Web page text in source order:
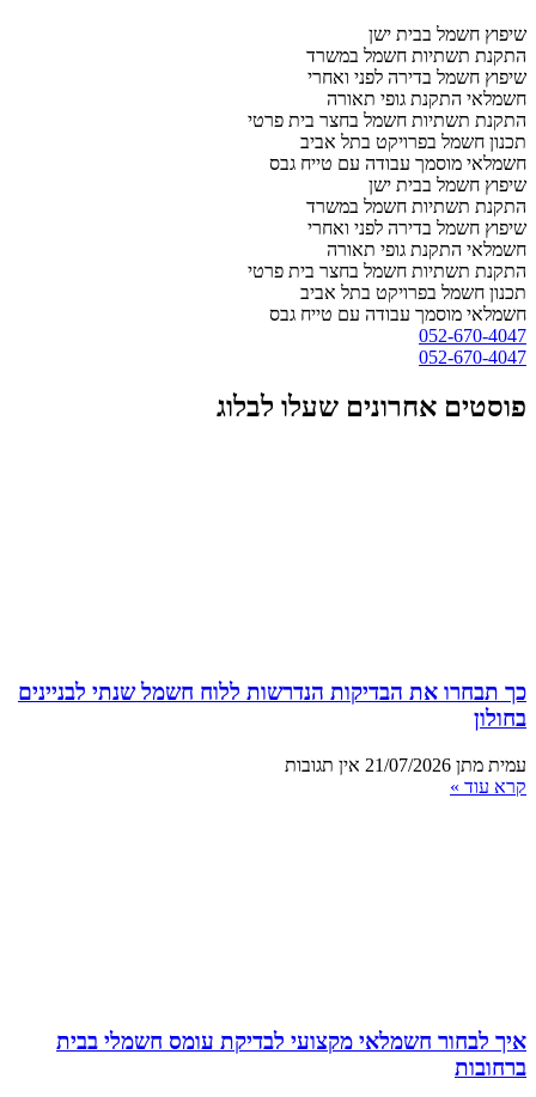
שיפוץ חשמל בבית ישן
התקנת תשתיות חשמל במשרד
שיפוץ חשמל בדירה לפני ואחרי
חשמלאי התקנת גופי תאורה
התקנת תשתיות חשמל בחצר בית פרטי
תכנון חשמל בפרויקט בתל אביב
חשמלאי מוסמך עבודה עם טייח גבס
שיפוץ חשמל בבית ישן
התקנת תשתיות חשמל במשרד
שיפוץ חשמל בדירה לפני ואחרי
חשמלאי התקנת גופי תאורה
התקנת תשתיות חשמל בחצר בית פרטי
תכנון חשמל בפרויקט בתל אביב
חשמלאי מוסמך עבודה עם טייח גבס
052-670-4047
052-670-4047
פוסטים אחרונים שעלו לבלוג
כך תבחרו את הבדיקות הנדרשות ללוח חשמל שנתי לבניינים
בחולון
עמית מתן 21/07/2026 אין תגובות
קרא עוד »
איך לבחור חשמלאי מקצועי לבדיקת עומס חשמלי בבית
ברחובות